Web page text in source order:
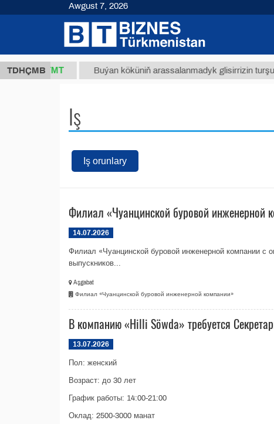
TDHÇMB
37,8 ТМТ Buýan köküniň arassalanmadyk glisirrizin turşusy
Iş
Iş orunlary
Филиал «Чуанцинской буровой инженерной
14.07.2026
Филиал «Чуанцинской буровой инженерной компании с
выпускников...
Aşgabat
Филиал «Чуанцинской буровой инженерной компании»
В компанию «Hilli Söwda» требуется
13.07.2026
Пол: женский
Возраст: до 30 лет
График работы: 14:00-21:00
Оклад: 2500-3000 манат
Awgust 7, 2026